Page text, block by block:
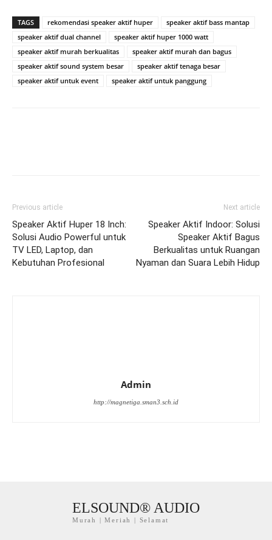
TAGS rekomendasi speaker aktif huper
speaker aktif bass mantap
speaker aktif dual channel
speaker aktif huper 1000 watt
speaker aktif murah berkualitas
speaker aktif murah dan bagus
speaker aktif sound system besar
speaker aktif tenaga besar
speaker aktif untuk event
speaker aktif untuk panggung
Previous article
Speaker Aktif Huper 18 Inch:
Solusi Audio Powerful untuk
TV LED, Laptop, dan
Kebutuhan Profesional
Next article
Speaker Aktif Indoor: Solusi
Speaker Aktif Bagus
Berkualitas untuk Ruangan
Nyaman dan Suara Lebih Hidup
Admin
http://magnetiga.sman3.sch.id
ELSOUND® AUDIO
Murah | Meriah | Selamat